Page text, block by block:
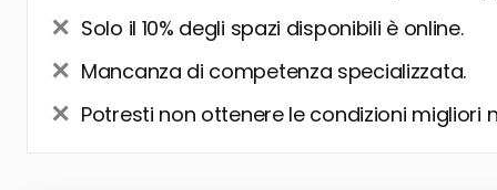
Solo il 10% degli spazi disponibili è online.
Mancanza di competenza specializzata.
Potresti non ottenere le condizioni migliori